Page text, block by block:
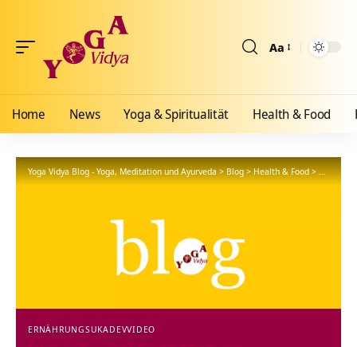
Aa
Home News Yoga & Spiritualität Health & Food
Yoga Vidya Blog - Yoga, Meditation und Ayurveda>Blog>Health & Food>
ERNÄHRUNGSUKADEVVIDEO